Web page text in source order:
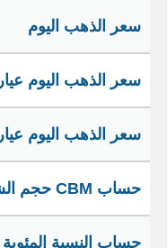
سعر الذهب اليوم
سعر الذهب اليوم عيار 21 الآن
سعر الذهب اليوم عيار 24 الآن
حساب CBM حجم الشحنة التجارية
حساب النسبة المئوية